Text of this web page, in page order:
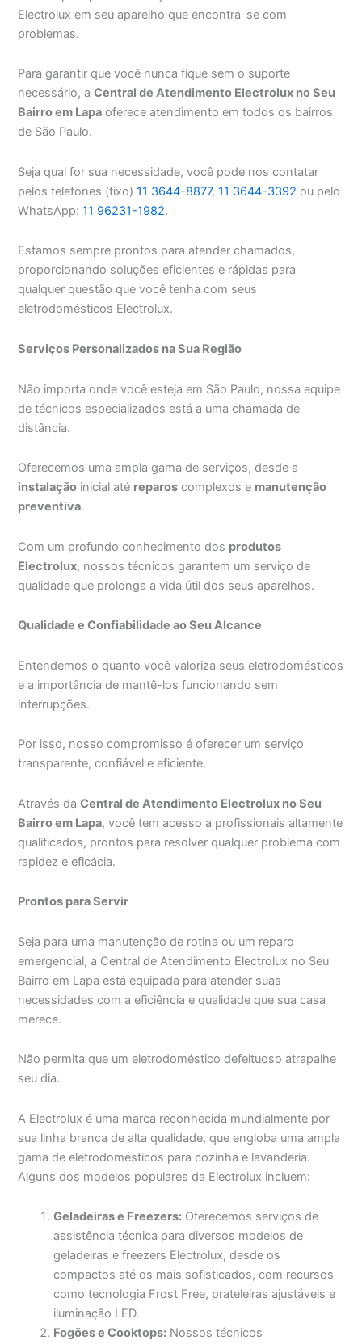
Electrolux em seu aparelho que encontra-se com
problemas.
Para garantir que você nunca fique sem o suporte
necessário, aCentral de Atendimento Electrolux no Seu
Bairro em Lapa oferece atendimento em todos os bairros
de São Paulo.
Seja qual for sua necessidade, você pode nos contatar
pelos telefones (fixo)11 3644-8877,11 3644-3392 ou pelo
WhatsApp:11 96231-1982.
Estamos sempre prontos para atender chamados,
proporcionando soluções eficientes e rápidas para
qualquer questão que você tenha com seus
eletrodomésticos Electrolux.
Serviços Personalizados na Sua Região
Não importa onde você esteja em São Paulo, nossa equipe
de técnicos especializados está a uma chamada de
distância.
Oferecemos uma ampla gama de serviços, desde a
instalação inicial até reparos complexos e manutenção
preventiva.
Com um profundo conhecimento dos produtos
Electrolux, nossos técnicos garantem um serviço de
qualidade que prolonga a vida útil dos seus aparelhos.
Qualidade e Confiabilidade ao Seu Alcance
Entendemos o quanto você valoriza seus eletrodomésticos
e a importância de mantê-los funcionando sem
interrupções.
Por isso, nosso compromisso é oferecer um serviço
transparente, confiável e eficiente.
Através daCentral de Atendimento Electrolux no Seu
Bairro em Lapa, você tem acesso a profissionais altamente
qualificados, prontos para resolver qualquer problema com
rapidez e eficácia.
Prontos para Servir
Seja para uma manutenção de rotina ou um reparo
emergencial, a Central de Atendimento Electrolux no Seu
Bairro em Lapa está equipada para atender suas
necessidades com a eficiência e qualidade que sua casa
merece.
Não permita que um eletrodoméstico defeituoso atrapalhe
seu dia.
A Electrolux é uma marca reconhecida mundialmente por
sua linha branca de alta qualidade, que engloba uma ampla
gama de eletrodomésticos para cozinha e lavanderia.
Alguns dos modelos populares da Electrolux incluem:
Geladeiras e Freezers: Oferecemos serviços de
assistência técnica para diversos modelos de
geladeiras e freezers Electrolux, desde os
compactos até os mais sofisticados, com recursos
como tecnologia Frost Free, prateleiras ajustáveis e
iluminação LED.
Fogões e Cooktops: Nossos técnicos